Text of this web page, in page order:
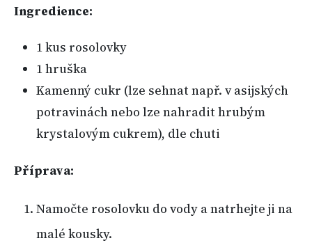
Ingredience:
1 kus rosolovky
1 hruška
Kamenný cukr (lze sehnat např. v asijských
potravinách nebo lze nahradit hrubým
krystalovým cukrem), dle chuti
Příprava:
Namočte rosolovku do vody a natrhejte ji na
malé kousky.